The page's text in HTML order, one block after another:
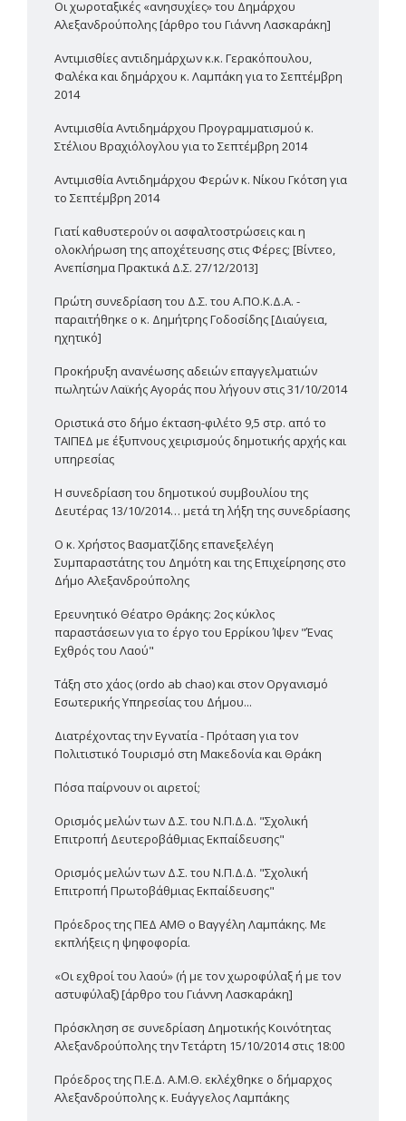
Οι χωροταξικές «ανησυχίες» του Δημάρχου
Αλεξανδρούπολης [άρθρο του Γιάννη Λασκαράκη]
Αντιμισθίες αντιδημάρχων κ.κ. Γερακόπουλου,
Φαλέκα και δημάρχου κ. Λαμπάκη για το Σεπτέμβρη
2014
Αντιμισθία Αντιδημάρχου Προγραμματισμού κ.
Στέλιου Βραχιόλογλου για το Σεπτέμβρη 2014
Αντιμισθία Αντιδημάρχου Φερών κ. Νίκου Γκότση για
το Σεπτέμβρη 2014
Γιατί καθυστερούν οι ασφαλτοστρώσεις και η
ολοκλήρωση της αποχέτευσης στις Φέρες; [Βίντεο,
Ανεπίσημα Πρακτικά Δ.Σ. 27/12/2013]
Πρώτη συνεδρίαση του Δ.Σ. του Α.ΠΟ.Κ.Δ.Α. -
παραιτήθηκε ο κ. Δημήτρης Γοδοσίδης [Διαύγεια,
ηχητικό]
Προκήρυξη ανανέωσης αδειών επαγγελματιών
πωλητών Λαϊκής Αγοράς που λήγουν στις 31/10/2014
Οριστικά στο δήμο έκταση-φιλέτο 9,5 στρ. από το
ΤΑΙΠΕΔ με έξυπνους χειρισμούς δημοτικής αρχής και
υπηρεσίας
Η συνεδρίαση του δημοτικού συμβουλίου της
Δευτέρας 13/10/2014… μετά τη λήξη της συνεδρίασης
Ο κ. Χρήστος Βασματζίδης επανεξελέγη
Συμπαραστάτης του Δημότη και της Επιχείρησης στο
Δήμο Αλεξανδρούπολης
Ερευνητικό Θέατρο Θράκης: 2ος κύκλος
παραστάσεων για το έργο του Ερρίκου Ίψεν "Ένας
Εχθρός του Λαού"
Τάξη στο χάος (ordo ab chao) και στον Οργανισμό
Εσωτερικής Υπηρεσίας του Δήμου...
Διατρέχοντας την Εγνατία - Πρόταση για τον
Πολιτιστικό Τουρισμό στη Μακεδονία και Θράκη
Πόσα παίρνουν οι αιρετοί;
Ορισμός μελών των Δ.Σ. του Ν.Π.Δ.Δ. "Σχολική
Επιτροπή Δευτεροβάθμιας Εκπαίδευσης"
Ορισμός μελών των Δ.Σ. του Ν.Π.Δ.Δ. "Σχολική
Επιτροπή Πρωτοβάθμιας Εκπαίδευσης"
Πρόεδρος της ΠΕΔ ΑΜΘ ο Βαγγέλη Λαμπάκης. Με
εκπλήξεις η ψηφοφορία.
«Οι εχθροί του λαού» (ή με τον χωροφύλαξ ή με τον
αστυφύλαξ) [άρθρο του Γιάννη Λασκαράκη]
Πρόσκληση σε συνεδρίαση Δημοτικής Κοινότητας
Αλεξανδρούπολης την Τετάρτη 15/10/2014 στις 18:00
Πρόεδρος της Π.Ε.Δ. Α.Μ.Θ. εκλέχθηκε ο δήμαρχος
Αλεξανδρούπολης κ. Ευάγγελος Λαμπάκης